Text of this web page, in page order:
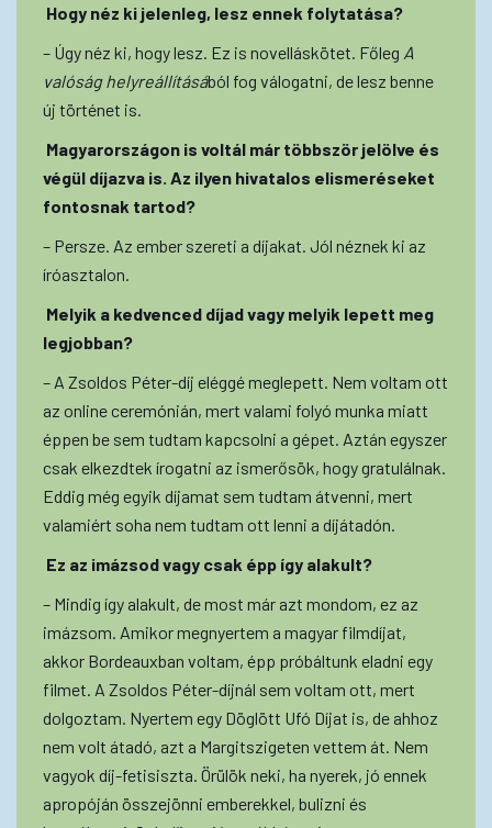
Hogy néz ki jelenleg, lesz ennek folytatása?
– Úgy néz ki, hogy lesz. Ez is novelláskötet. Főleg A
valóság helyreállításából fog válogatni, de lesz benne
új történet is.
Magyarországon is voltál már többször jelölve és
végül díjazva is. Az ilyen hivatalos elismeréseket
fontosnak tartod?
– Persze. Az ember szereti a díjakat. Jól néznek ki az
íróasztalon.
Melyik a kedvenced díjad vagy melyik lepett meg
legjobban?
– A Zsoldos Péter-díj eléggé meglepett. Nem voltam ott
az online ceremónián, mert valami folyó munka miatt
éppen be sem tudtam kapcsolni a gépet. Aztán egyszer
csak elkezdtek írogatni az ismerősök, hogy gratulálnak.
Eddig még egyik díjamat sem tudtam átvenni, mert
valamiért soha nem tudtam ott lenni a díjátadón.
Ez az imázsod vagy csak épp így alakult?
– Mindig így alakult, de most már azt mondom, ez az
imázsom. Amikor megnyertem a magyar filmdíjat,
akkor Bordeauxban voltam, épp próbáltunk eladni egy
filmet. A Zsoldos Péter-díjnál sem voltam ott, mert
dolgoztam. Nyertem egy Döglött Ufó Díjat is, de ahhoz
nem volt átadó, azt a Margitszigeten vettem át. Nem
vagyok díj-fetisiszta. Örülök neki, ha nyerek, jó ennek
apropóján összejönni emberekkel, bulizni és